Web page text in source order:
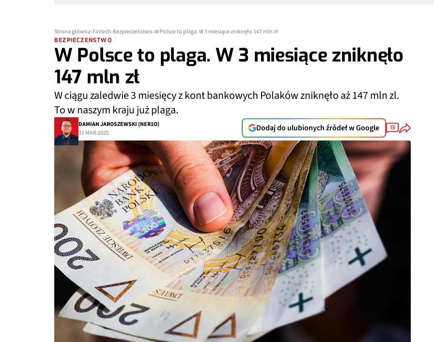
Strona główna Fintech Bezpieczeństwo W Polsce to plaga. W 3 miesiące zniknęło 147 mln zł
BEZPIECZEŃSTWO
W Polsce to plaga. W 3 miesiące zniknęło
147 mln zł
W ciągu zaledwie 3 miesięcy z kont bankowych Polaków zniknęło aż 147 mln zl.
To w naszym kraju już plaga.
DAMIAN JAROSZEWSKI (NER1O)
31 MAR 2025
Dodaj do ulubionych źródeł w Google 13